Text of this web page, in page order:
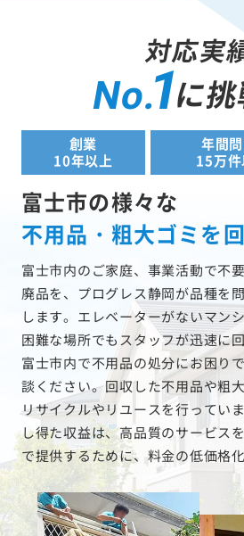
対応実
No.1に
創業
10年以上
年間
15万件
富士市の様々な
不用品・粗大ゴミを回
富士市内のご家庭、事業活動で不
廃品を、プログレス静岡が品種を
します。エレベーターがないマン
困難な場所でもスタッフが迅速に
富士市内で不用品の処分にお困り
談ください。回収した不用品や粗
リサイクルやリユースを行ってい
し得た収益は、高品質のサービス
で提供するために、料金の低価格